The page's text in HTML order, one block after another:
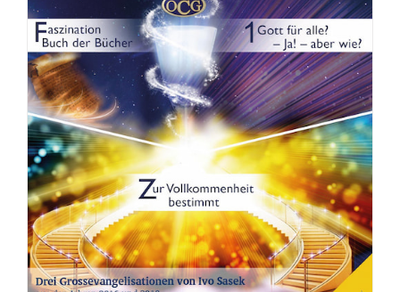
DVD: Ahnungslose töten besser